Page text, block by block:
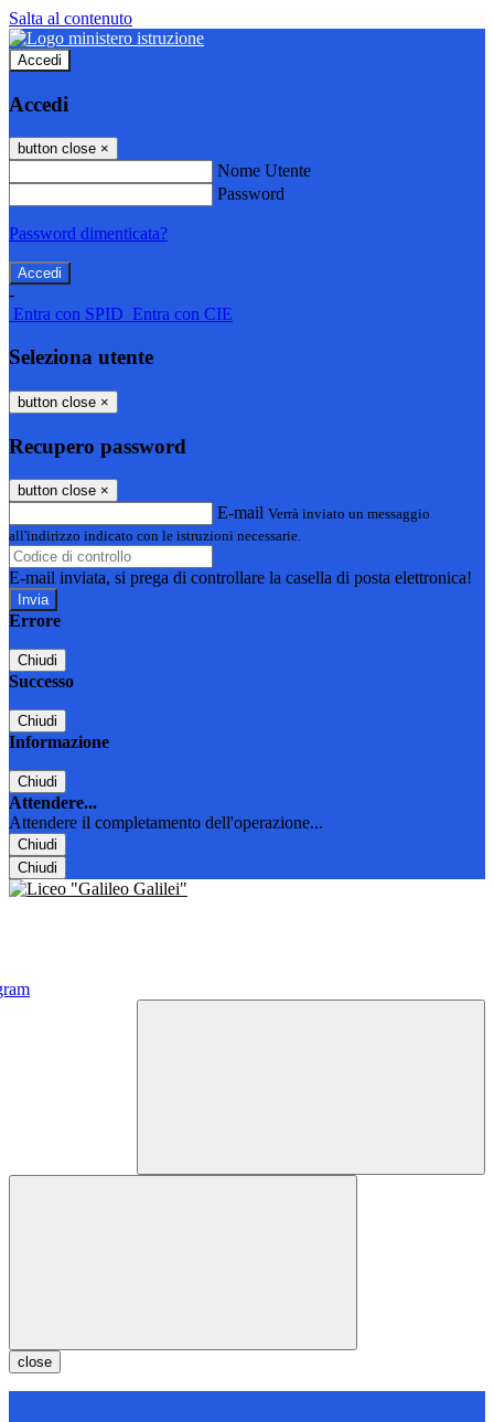
Salta al contenuto
Accedi
Accedi
button close ×
Nome Utente
Password
Password dimenticata?
-
Entra con SPID Entra con CIE
Seleziona utente
button close ×
Recupero password
button close ×
E-mail Verrà inviato un messaggio
all'indirizzo indicato con le istruzioni necessarie.
E-mail inviata, si prega di controllare la casella di posta elettronica!
Errore
Chiudi
Successo
Chiudi
Informazione
Chiudi
Attendere...
Attendere il completamento dell'operazione...
Chiudi
Chiudi
close